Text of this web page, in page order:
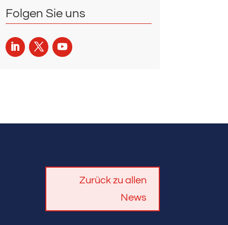
Folgen Sie uns
Zurück zu allen
News